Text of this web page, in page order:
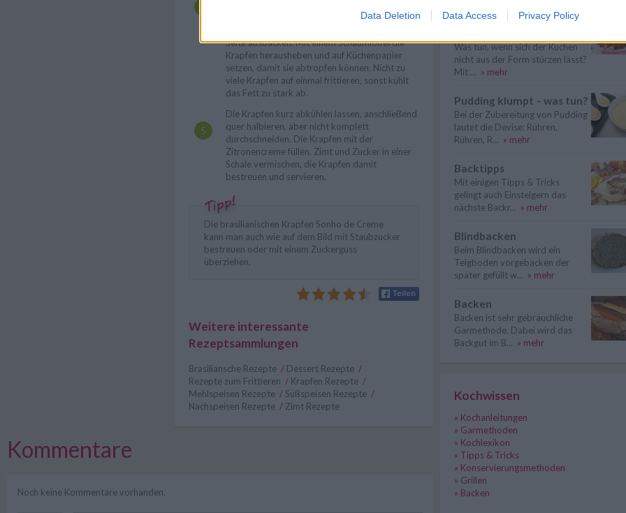
Data Deletion Data Access Privacy Policy
unten in das heiße Fett geben und goldbraun
Seite ausbacken. Mit einem Schaumlöffel die
Krapfen herausheben und auf Küchenpapier
setzen, damit sie abtropfen können. Nicht zu
viele Krapfen auf einmal frittieren, sonst kühlt
das Fett zu stark ab.
Die Krapfen kurz abkühlen lassen, anschließend
quer halbieren, aber nicht komplett
durchschneiden. Die Krapfen mit der
Zitronencreme füllen. Zimt und Zucker in einer
Schale vermischen, die Krapfen damit
bestreuen und servieren.
Die brasilianischen Krapfen Sonho de Creme
kann man auch wie auf dem Bild mit Staubzucker
bestreuen oder mit einem Zuckerguss
überziehen.
Weitere interessante
Rezeptsammlungen
Brasiliansche Rezepte / Dessert Rezepte /
Rezepte zum Frittieren / Krapfen Rezepte /
Mehlspeisen Rezepte / Süßspeisen Rezepte /
Nachspeisen Rezepte / Zimt Rezepte
Kommentare
Noch keine Kommentare vorhanden.
Kuchen lässt sich nicht
Was tun, wenn sich der Kuchen
nicht aus der Form stürzen lässt?
Mit ... » mehr
Pudding klumpt – was tun?
Bei der Zubereitung von Pudding
lautet die Devise: Rühren,
Rühren, R... » mehr
Backtipps
Mit einigen Tipps & Tricks
gelingt auch Einsteigern das
nächste Backr... » mehr
Blindbacken
Beim Blindbacken wird ein
Teigboden vorgebacken der
später gefüllt w... » mehr
Backen
Backen ist sehr gebräuchliche
Garmethode. Dabei wird das
Backgut im B... » mehr
Kochwissen
» Kochanleitungen
» Garmethoden
» Kochlexikon
» Tipps & Tricks
» Konservierungsmethoden
» Grillen
» Backen